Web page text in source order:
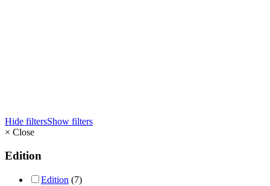
Hide filtersShow filters
× Close
Edition
Edition (7)